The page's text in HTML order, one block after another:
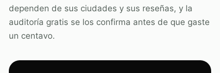
dependen de sus ciudades y sus reseñas, y la
auditoría gratis se los confirma antes de que gaste
un centavo.